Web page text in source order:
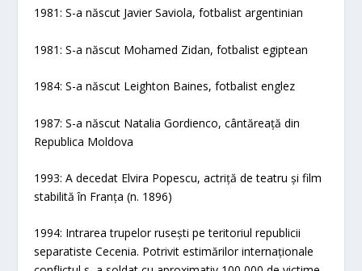
1981: S-a născut Javier Saviola, fotbalist argentinian
1981: S-a născut Mohamed Zidan, fotbalist egiptean
1984: S-a născut Leighton Baines, fotbalist englez
1987: S-a născut Natalia Gordienco, cântăreață din
Republica Moldova
1993: A decedat Elvira Popescu, actriță de teatru și film
stabilită în Franța (n. 1896)
1994: Intrarea trupelor rusești pe teritoriul republicii
separatiste Cecenia. Potrivit estimărilor internaționale